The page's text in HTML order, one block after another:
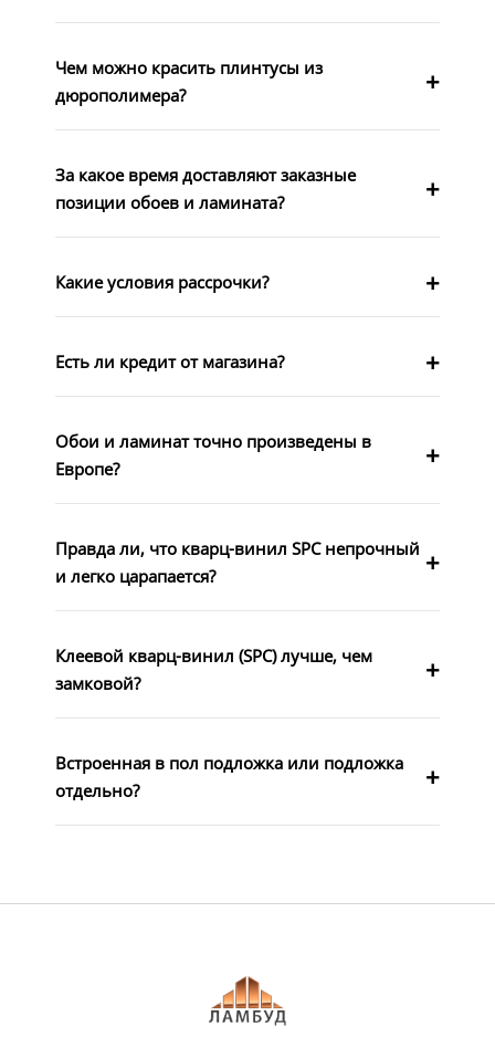
Чем можно красить плинтусы из
дюрополимера?
За какое время доставляют заказные
позиции обоев и ламината?
Какие условия рассрочки?
Есть ли кредит от магазина?
Обои и ламинат точно произведены в
Европе?
Правда ли, что кварц-винил SPC непрочный
и легко царапается?
Клеевой кварц-винил (SPC) лучше, чем
замковой?
Встроенная в пол подложка или подложка
отдельно?